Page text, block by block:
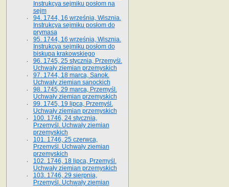
Instrukcya sejmiku posłom na
sejm
94. 1744, 16 września, Wisznia.
Instrukcya sejmiku posłom do
prymasa
95. 1744, 16 września, Wisznia.
Instrukcya sejmiku posłom do
biskupa krakowskiego
96. 1745, 25 stycznia, Przemyśl.
Uchwały ziemian przemyskich
97. 1744, 18 marca, Sanok.
Uchwały ziemian sanockich
98. 1745, 29 marca, Przemyśl.
Uchwały ziemian przemyskich
99. 1745, 19 lipca, Przemyśl.
Uchwały ziemian przemyskich
100. 1746, 24 stycznia,
Przemyśl. Uchwały ziemian
przemyskich
101. 1746, 25 czerwca,
Przemyśl. Uchwały ziemian
przemyskich
102. 1746, 18 lipca, Przemyśl.
Uchwały ziemian przemyskich
103. 1746, 29 sierpnia,
Przemyśl. Uchwały ziemian